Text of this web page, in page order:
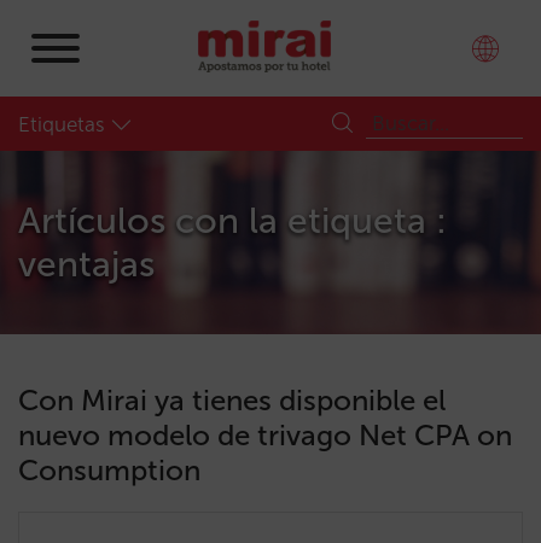
Etiquetas
Artículos con la etiqueta :
ventajas
Con Mirai ya tienes disponible el
nuevo modelo de trivago Net CPA on
Consumption